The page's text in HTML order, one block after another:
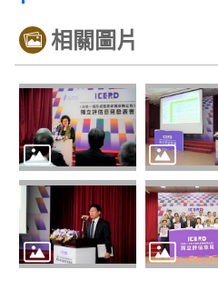
相關圖片